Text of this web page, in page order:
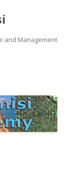
and Management